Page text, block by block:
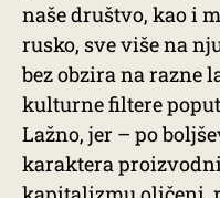
naše društvo, kao i
rusko, sve više na
bez obzira na razne
kulturne filtere
Lažno, jer – po
karaktera